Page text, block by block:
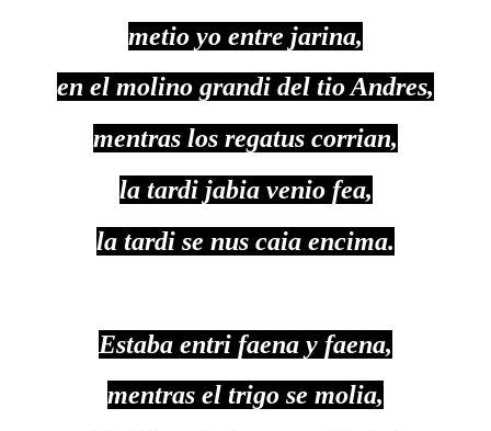
metio yo entre jarina,
en el molino grandi del tio Andres,
mentras los regatus corrian,
la tardi jabia venio fea,
la tardi se nus caia encima.
Estaba entri faena y faena,
mentras el trigo se molia,